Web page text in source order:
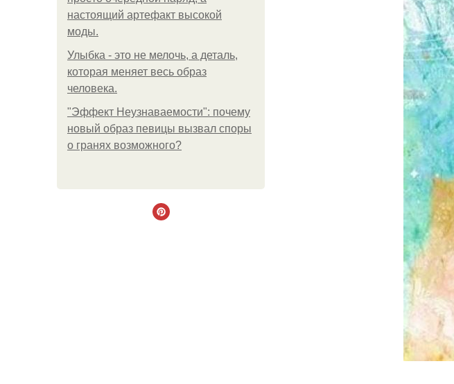
настоящий артефакт высокой
моды.
Улыбка - это не мелочь, а деталь,
которая меняет весь образ
человека.
"Эффект Неузнаваемости": почему
новый образ певицы вызвал споры
о гранях возможного?